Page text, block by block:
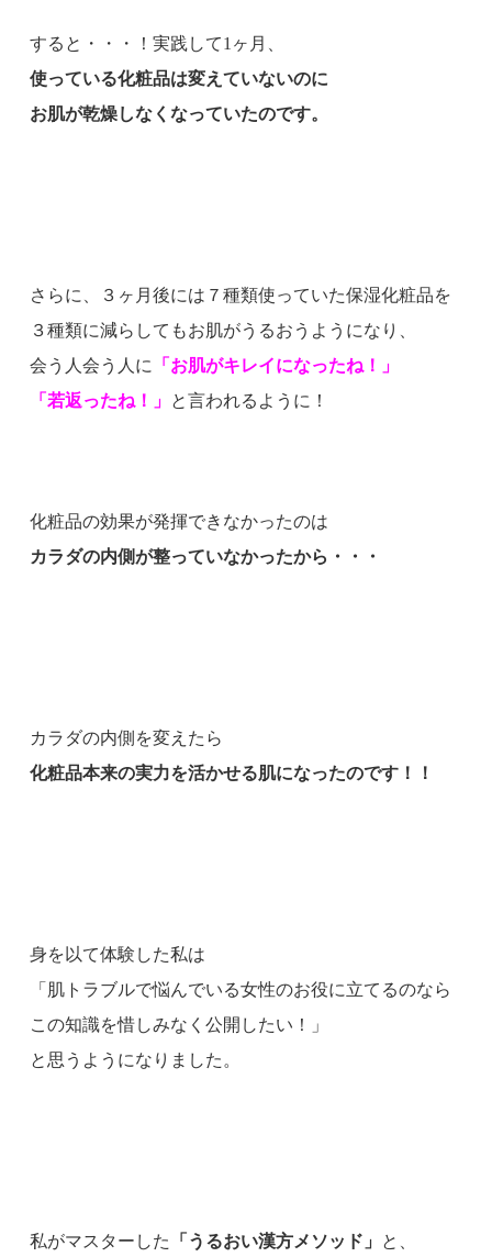
すると・・・！実践して1ヶ月、
使っている化粧品は変えていないのに
お肌が乾燥しなくなっていたのです。
さらに、３ヶ月後には７種類使っていた保湿化粧品を
３種類に減らしてもお肌がうるおうようになり、
会う人会う人に
「お肌がキレイになったね！」
「若返ったね！」 と言われるように！
化粧品の効果が発揮できなかったのは
カラダの内側が整っていなかったから・・・
カラダの内側を変えたら
化粧品本来の実力を活かせる肌になったのです！！
身を以て体験した私は
「肌トラブルで悩んでいる女性のお役に立てるのなら
この知識を惜しみなく公開したい！」
と思うようになりました。
私がマスターした 「うるおい漢方メソッド」 と、